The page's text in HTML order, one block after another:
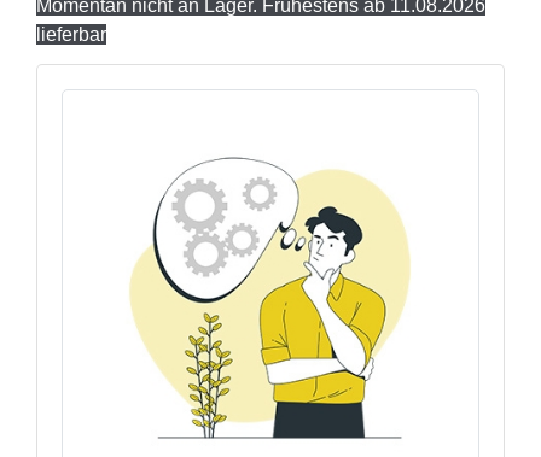
Momentan nicht an Lager. Frühestens ab 11.08.2026
lieferbar